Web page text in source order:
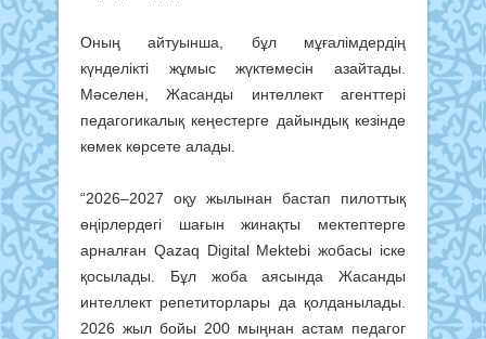
Оның айтуынша, бұл мұғалімдердің
күнделікті жұмыс жүктемесін азайтады.
Мәселен, Жасанды интеллект агенттері
педагогикалық кеңестерге дайындық кезінде
көмек көрсете алады.
“2026–2027 оқу жылынан бастап пилоттық
өңірлердегі шағын жинақты мектептерге
арналған Qazaq Digital Mektebi жобасы іске
қосылады. Бұл жоба аясында Жасанды
интеллект репетиторлары да қолданылады.
2026 жыл бойы 200 мыңнан астам педагог